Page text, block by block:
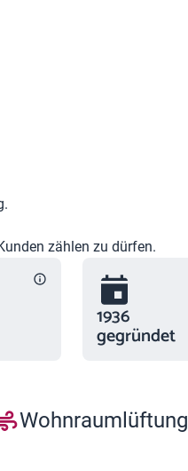
zählen zu dürfen.
1936
gegründet
Wohnraumlüftung